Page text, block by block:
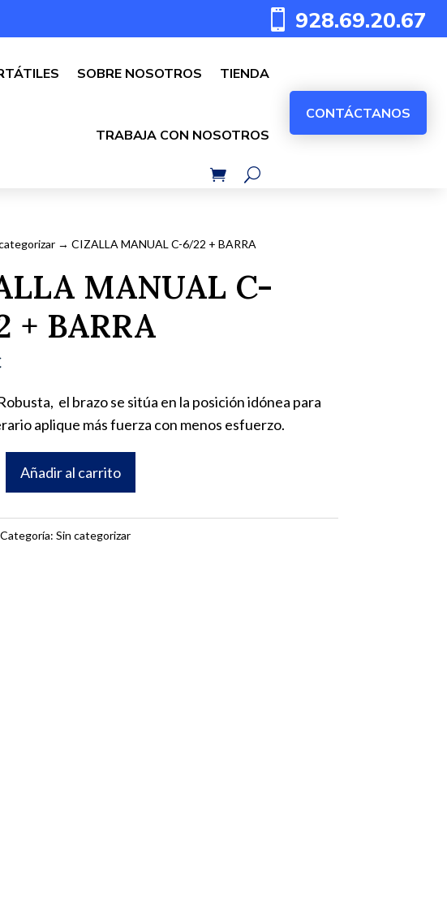
 928.69.20.67
SOBRE NOSOTROS TIENDA
TRABAJA CON NOSOTROS
CONTÁCTANOS
→ CIZALLA MANUAL C-6/22 + BARRA
MANUAL C-
+ BARRA
el brazo se sitúa en la posición idónea para
aplique más fuerza con menos esfuerzo.
Añadir al carrito
Categoría: Sin categorizar